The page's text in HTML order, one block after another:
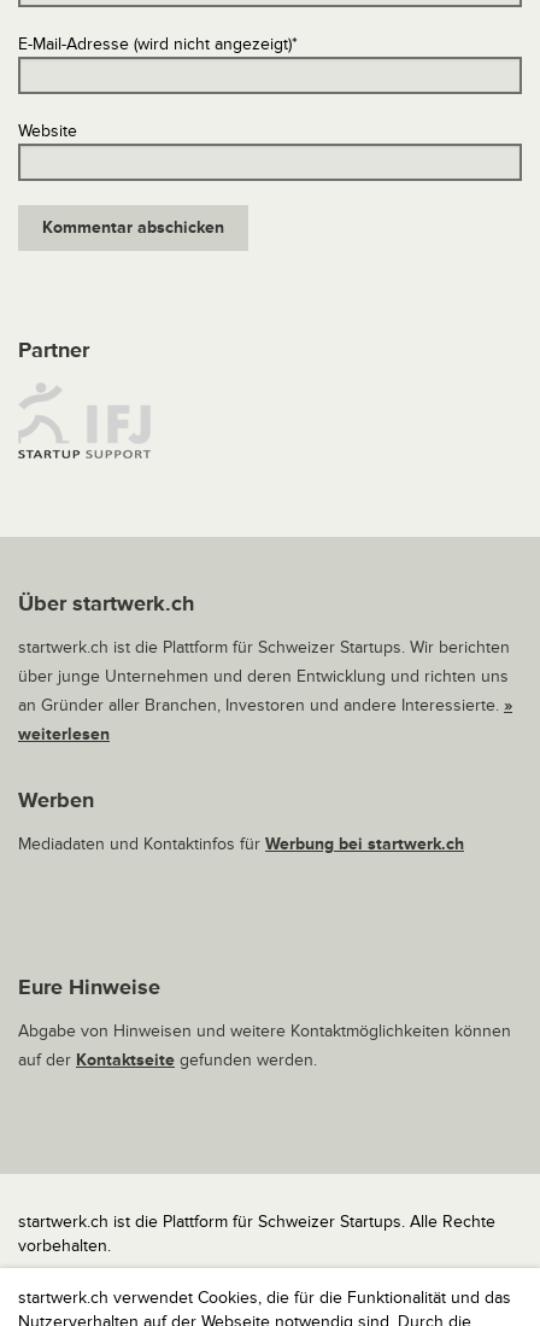
startwerk.ch verwendet Cookies, die für die Funktionalität und das
Nutzerverhalten auf der Webseite notwendig sind. Durch die
E-Mail-Adresse (wird nicht angezeigt)*
Website
Partner
Über startwerk.ch
startwerk.ch ist die Plattform für Schweizer Startups. Wir berichten
über junge Unternehmen und deren Entwicklung und richten uns
an Gründer aller Branchen, Investoren und andere Interessierte. »
weiterlesen
Werben
Mediadaten und Kontaktinfos für Werbung bei startwerk.ch
Eure Hinweise
Abgabe von Hinweisen und weitere Kontaktmöglichkeiten können
auf der Kontaktseite gefunden werden.
startwerk.ch ist die Plattform für Schweizer Startups. Alle Rechte
vorbehalten.
Impressum
Kontakt